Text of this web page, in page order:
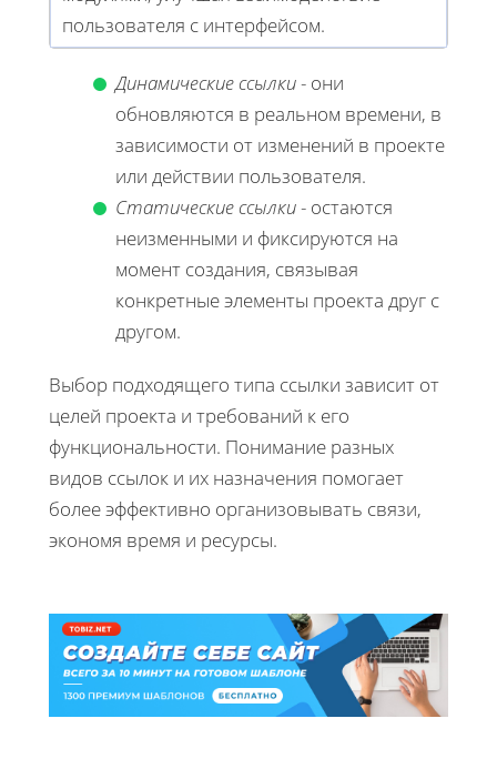
пользователя с интерфейсом.
Динамические ссылки- они
обновляются в реальном времени, в
зависимости от изменений в проекте
или действии пользователя.
Статические ссылки- остаются
неизменными и фиксируются на
момент создания, связывая
конкретные элементы проекта друг с
другом.
Выбор подходящего типа ссылки зависит от
целей проекта и требований к его
функциональности. Понимание разных
видов ссылок и их назначения помогает
более эффективно организовывать связи,
экономя время и ресурсы.